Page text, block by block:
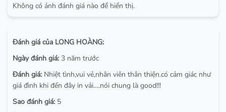
Không có ảnh đánh giá nào để hiển thị.
Đánh giá của LONG HOÀNG:
Ngày đánh giá: 3 năm trước
Đánh giá: Nhiệt tình,vui vẻ,nhân viên thân thiện.có cảm giác như
giá đình khi đến đây in vải….nói chung là good!!!
Sao đánh giá: 5